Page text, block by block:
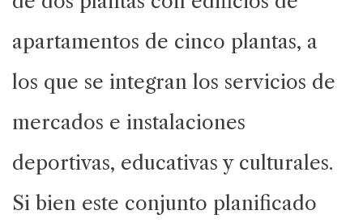
apartamentos de cinco plantas, a
los que se integran los servicios de
mercados e instalaciones
deportivas, educativas y culturales.
Si bien este conjunto planificado